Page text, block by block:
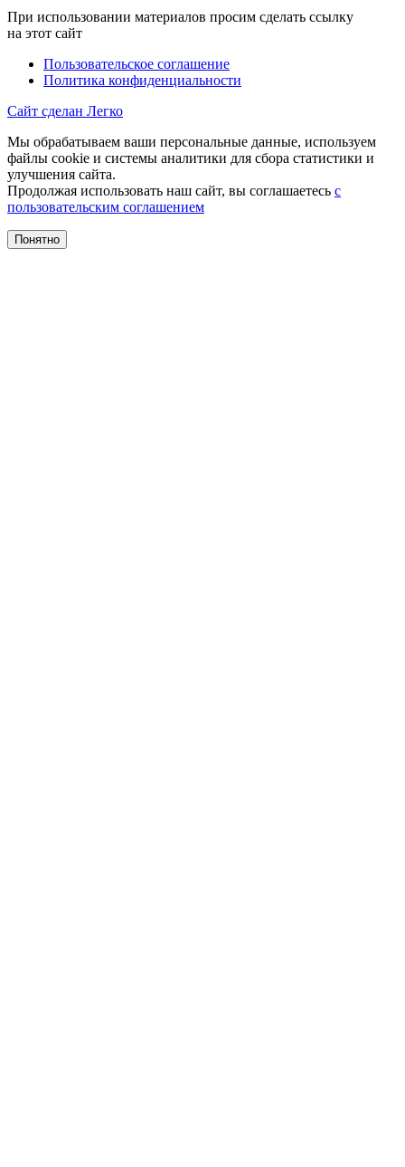
При использовании материалов просим сделать ссылку
на этот сайт
Пользовательское соглашение
Политика конфиденциальности
Сайт сделан Легко
Мы обрабатываем ваши персональные данные, используем
файлы cookie и системы аналитики для сбора статистики и
улучшения сайта.
Продолжая использовать наш сайт, вы соглашаетесь с
пользовательским соглашением
Понятно